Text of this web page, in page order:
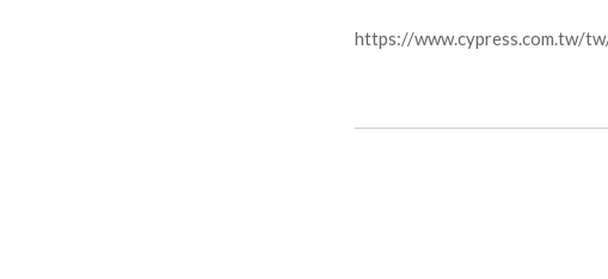
https://www.cypress.com.tw/